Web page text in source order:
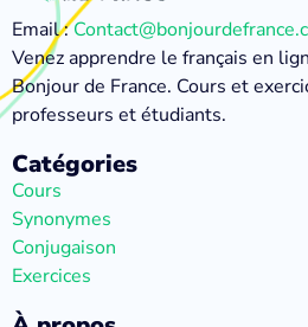
Email :
Venez apprendre le français en
Bonjour de France. Cours et
professeurs et étudiants.
Catégories
Cours
Synonymes
Conjugaison
Exercices